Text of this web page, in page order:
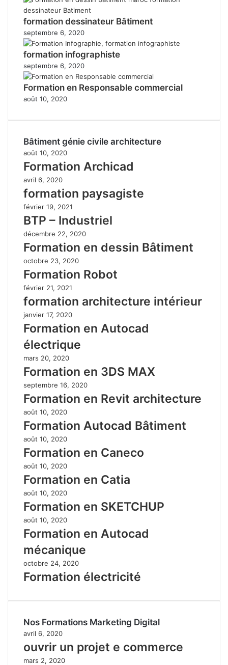
formation dessinateur Bâtiment
septembre 6, 2020
formation infographiste
septembre 6, 2020
Formation en Responsable commercial
août 10, 2020
Bâtiment génie civile architecture
août 10, 2020
Formation Archicad
avril 6, 2020
formation paysagiste
février 19, 2021
BTP – Industriel
décembre 22, 2020
Formation en dessin Bâtiment
octobre 23, 2020
Formation Robot
février 21, 2021
formation architecture intérieur
janvier 17, 2020
Formation en Autocad
électrique
mars 20, 2020
Formation en 3DS MAX
septembre 16, 2020
Formation en Revit architecture
août 10, 2020
Formation Autocad Bâtiment
août 10, 2020
Formation en Caneco
août 10, 2020
Formation en Catia
août 10, 2020
Formation en SKETCHUP
août 10, 2020
Formation en Autocad
mécanique
octobre 24, 2020
Formation électricité
Nos Formations Marketing Digital
avril 6, 2020
ouvrir un projet e commerce
mars 2, 2020